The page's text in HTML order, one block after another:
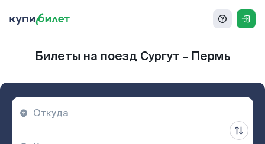
Билеты на поезд Сургут - Пермь